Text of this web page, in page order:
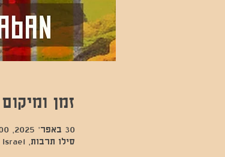
זמן ומיקום
30 באפר׳ 2025, 20:00
סילו תרבות, Kfar Sava, Hod Hasharon, Israel